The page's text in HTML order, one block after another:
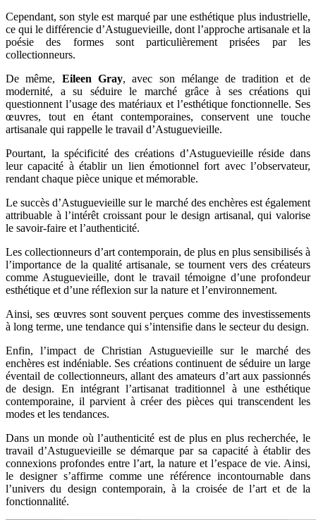
Cependant, son style est marqué par une esthétique plus industrielle,
ce qui le différencie d’Astuguevieille, dont l’approche artisanale et la
poésie des formes sont particulièrement prisées par les
collectionneurs.
De même, Eileen Gray, avec son mélange de tradition et de
modernité, a su séduire le marché grâce à ses créations qui
questionnent l’usage des matériaux et l’esthétique fonctionnelle. Ses
œuvres, tout en étant contemporaines, conservent une touche
artisanale qui rappelle le travail d’Astuguevieille.
Pourtant, la spécificité des créations d’Astuguevieille réside dans
leur capacité à établir un lien émotionnel fort avec l’observateur,
rendant chaque pièce unique et mémorable.
Le succès d’Astuguevieille sur le marché des enchères est également
attribuable à l’intérêt croissant pour le design artisanal, qui valorise
le savoir-faire et l’authenticité.
Les collectionneurs d’art contemporain, de plus en plus sensibilisés à
l’importance de la qualité artisanale, se tournent vers des créateurs
comme Astuguevieille, dont le travail témoigne d’une profondeur
esthétique et d’une réflexion sur la nature et l’environnement.
Ainsi, ses œuvres sont souvent perçues comme des investissements
à long terme, une tendance qui s’intensifie dans le secteur du design.
Enfin, l’impact de Christian Astuguevieille sur le marché des
enchères est indéniable. Ses créations continuent de séduire un large
éventail de collectionneurs, allant des amateurs d’art aux passionnés
de design. En intégrant l’artisanat traditionnel à une esthétique
contemporaine, il parvient à créer des pièces qui transcendent les
modes et les tendances.
Dans un monde où l’authenticité est de plus en plus recherchée, le
travail d’Astuguevieille se démarque par sa capacité à établir des
connexions profondes entre l’art, la nature et l’espace de vie. Ainsi,
le designer s’affirme comme une référence incontournable dans
l’univers du design contemporain, à la croisée de l’art et de la
fonctionnalité.